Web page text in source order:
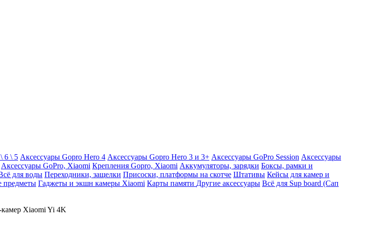
6 \ 5 Аксессуары Gopro Hero 4 Аксессуары Gopro Hero 3 и 3+ Аксессуары GoPro Session Аксессуары
Аксессуары GoPro, Xiaomi Крепления Gopro, Xiaomi Аккумуляторы, зарядки Боксы, рамки и
для воды Переходники, защелки Присоски, платформы на скотче Штативы Кейсы для камер и
предметы Гаджеты и экшн камеры Xiaomi Карты памяти Другие аксессуары Всё для Sup board (Сап
Xiaomi Yi 4K